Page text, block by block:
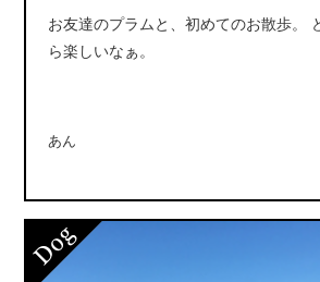
お友達のプラムと、初めてのお散歩。
ら楽しいなぁ。
あん